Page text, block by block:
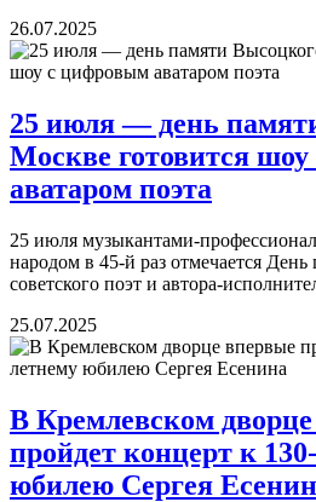
26.07.2025
25 июля — день
Москве готовится
аватаром поэта
25 июля музыкантами-
народом в 45-й раз отмечается
советского поэт и автора-
25.07.2025
В Кремлевском
пройдет концерт к
юбилею Сергея